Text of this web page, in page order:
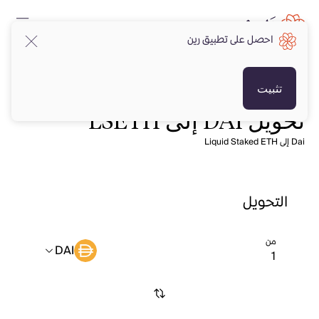
تحويل DAI إلى LSETH
Dai إلى Liquid Staked ETH
التحويل
من DAI
احصل على تطبيق رين
تثبيت